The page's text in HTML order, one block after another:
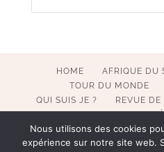
HOME AFRIQUE DU
TOUR DU MONDE
QUI SUIS JE ?
REVUE DE
Nous utilisons des cookies
expérience sur notre site web.